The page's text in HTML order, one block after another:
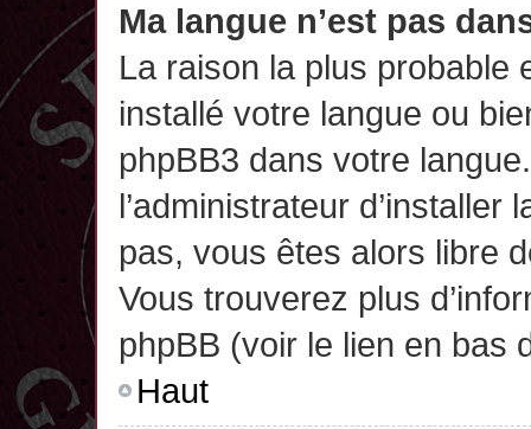
Ma langue n’est pas
La raison la plus probable
installé votre langue ou
phpBB3 dans votre
l’administrateur d’installer
pas, vous êtes alors libre
Vous trouverez plus
phpBB (voir le lien en bas
Haut